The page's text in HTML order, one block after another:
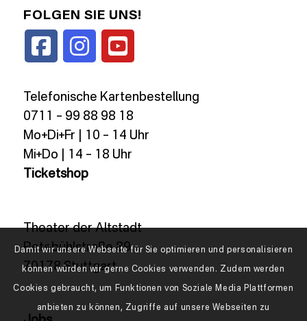
FOLGEN SIE UNS!
Telefonische Kartenbestellung
0711 – 99 88 98 18
Mo+Di+Fr | 10 – 14 Uhr
Mi+Do | 14 – 18 Uhr
Ticketshop
Theater der Altstadt
Rotebühlstraße 89
70178 Stuttgart
Damit wir unsere Webseite für Sie optimieren und personalisieren
können würden wir gerne Cookies verwenden. Zudem werden
Cookies gebraucht, um Funktionen von Soziale Media Plattformen
anbieten zu können, Zugriffe auf unsere Webseiten zu